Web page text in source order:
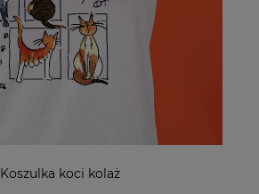
Koszulka koci kolaż